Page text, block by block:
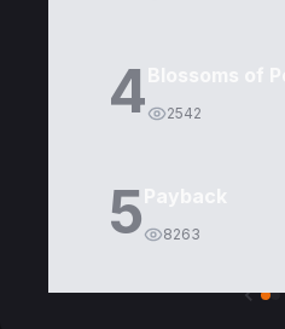
4 2542
5 8263